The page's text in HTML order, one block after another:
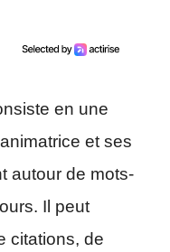
en une
et ses
autour de mots-
Il peut
citations, de